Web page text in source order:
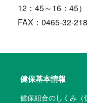
12：45～16：45）
FAX：0465-32-
健保基本情報
健保組合のしくみ（